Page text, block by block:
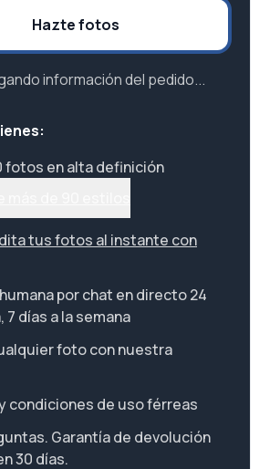
Hazte fotos
información del pedido...
fotos en alta definición
tus fotos al instante con
por chat en directo 24
7 días a la semana
foto con nuestra
condiciones de uso férreas
Garantía de devolución
30 días.